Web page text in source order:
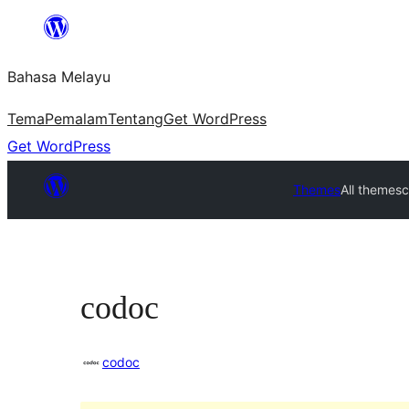
Langkau
kandungan
Bahasa Melayu
TemaPemalamTentangGet WordPress
Get WordPress
ThemesAll themes
codoc
codoc